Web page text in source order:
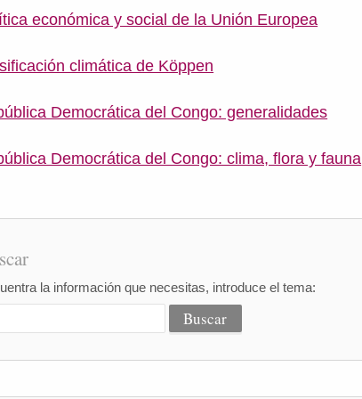
económica y social de la Unión Europea
climática de Köppen
Democrática del Congo: generalidades
Democrática del Congo: clima, flora y fauna
la información que necesitas, introduce el tema: